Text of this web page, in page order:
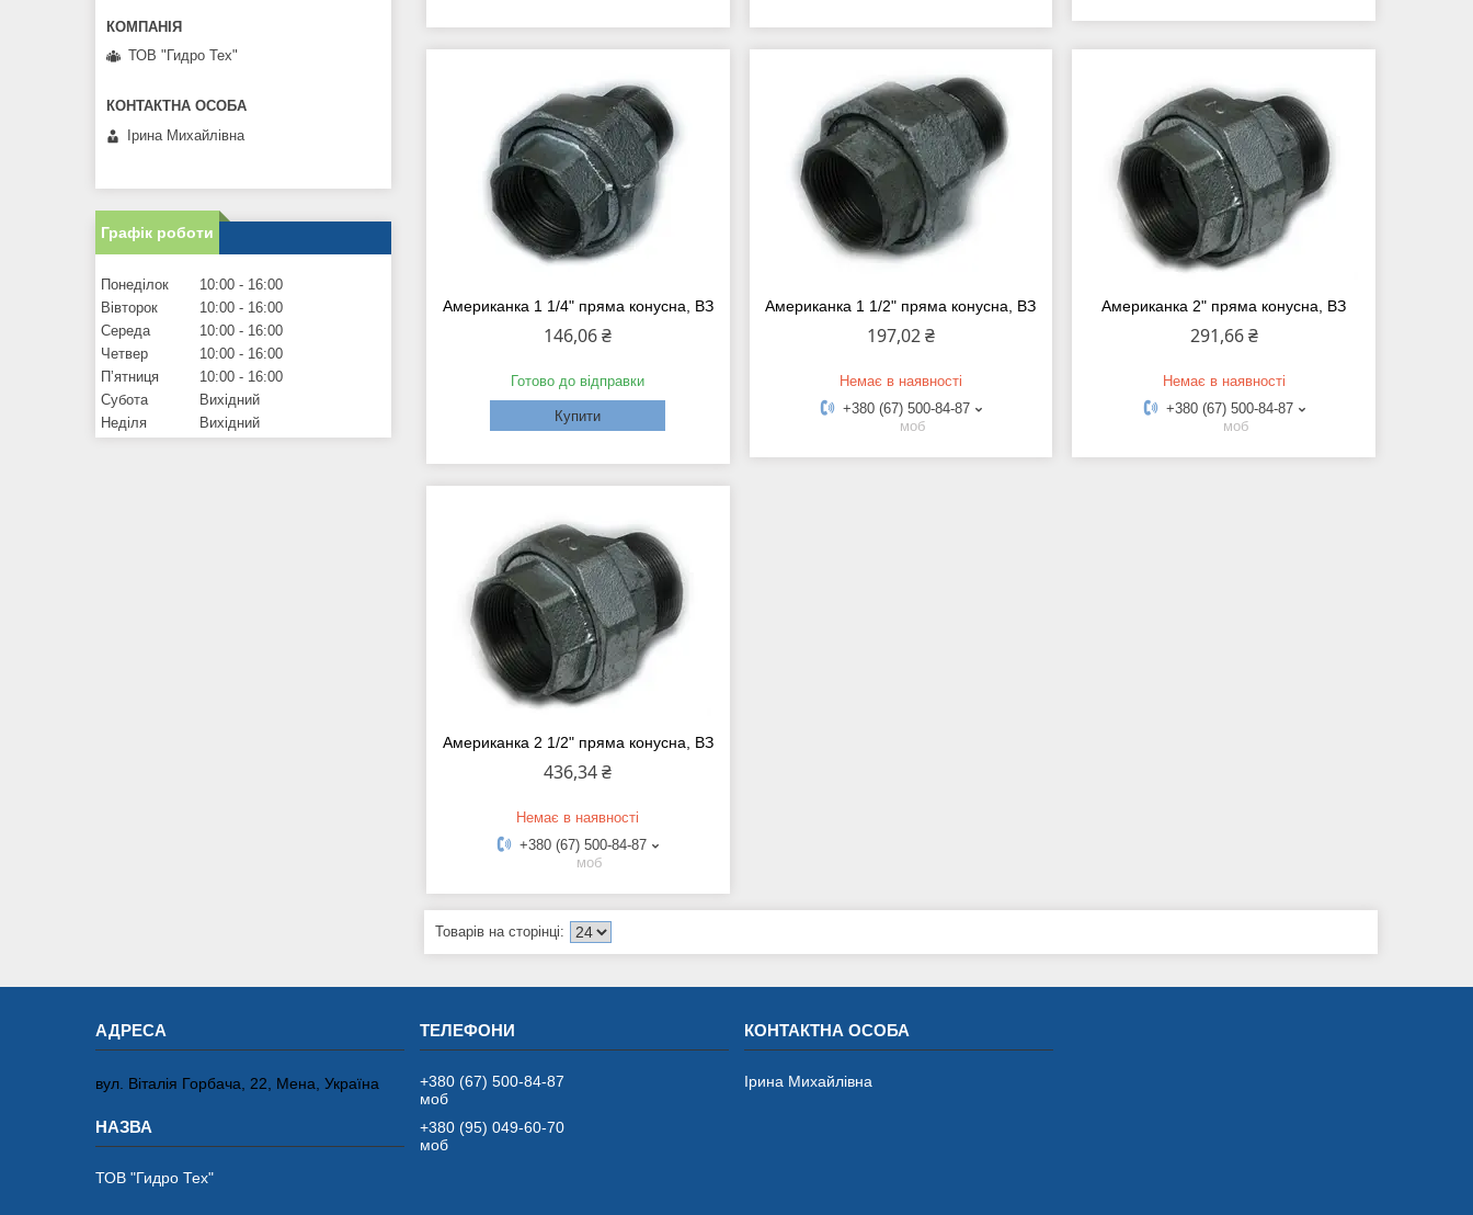
Американка 1 1/4" пряма конусна, ВЗ
146,06 ₴
Готово до відправки
Купити
Американка 1 1/2" пряма конусна, ВЗ
197,02 ₴
Немає в наявності
+380 (67) 500-84-87
моб
Американка 2" пряма конусна, ВЗ
291,66 ₴
Немає в наявності
+380 (67) 500-84-87
моб
Американка 2 1/2" пряма конусна, ВЗ
436,34 ₴
Немає в наявності
+380 (67) 500-84-87
моб
ТОВ "Гидро Тех"
Ірина Михайлівна
Графік роботи
Понеділок 10:00
16:00
Вівторок
10:00
16:00
Середа
10:00
16:00
Четвер
10:00
16:00
Пʼятниця
10:00
16:00
Субота
Вихідний
Неділя
Вихідний
вул. Віталія Горбача, 22, Мена, Україна
ТОВ "Гидро Тех"
+380 (67) 500-84-87
моб
+380 (95) 049-60-70
моб
Ірина Михайлівна